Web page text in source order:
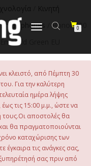
Εναλλαγή
0
Κινητή
/ Honor 200
Green EU
κλειστό, από Πέμπτη 30
Για την καλύτερη
ημέρα λήψης
τις 15:00 μ.μ., ώστε να
τους.Οι αποστολές θα
θα πραγματοποιούνται
καταχώρισης των
τις ανάγκες σας,
σας πριν από